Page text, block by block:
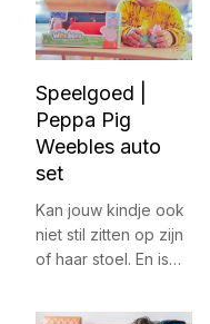
Speelgoed |
Peppa Pig
Weebles auto
set
Kan jouw kindje ook
niet stil zitten op zijn
of haar stoel. En is…